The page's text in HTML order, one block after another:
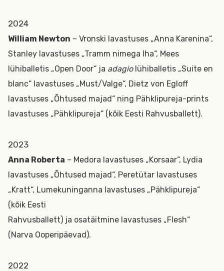
2024
William Newton – Vronski lavastuses „Anna Karenina“,
Stanley lavastuses „Tramm nimega Iha“, Mees
lühiballetis „Open Door“ ja adagiolühiballetis „Suite en
blanc“ lavastuses „Must/Valge“, Dietz von Egloff
lavastuses „Õhtused majad“ ning Pähklipureja-prints
lavastuses „Pähklipureja“ (kõik Eesti Rahvusballett).
2023
Anna Roberta – Medora lavastuses „Korsaar“, Lydia
lavastuses „Õhtused majad“, Peretütar lavastuses
„Kratt“, Lumekuninganna lavastuses „Pähklipureja“
(kõik Eesti
Rahvusballett) ja osatäitmine lavastuses „Flesh“
(Narva Ooperipäevad).
2022